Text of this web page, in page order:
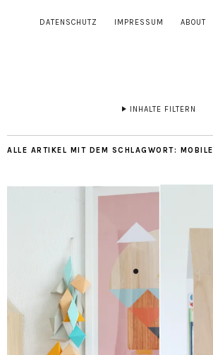
DATENSCHUTZ IMPRESSUM ABOUT
INHALTE FILTERN
ALLE ARTIKEL MIT DEM SCHLAGWORT: MOBILE